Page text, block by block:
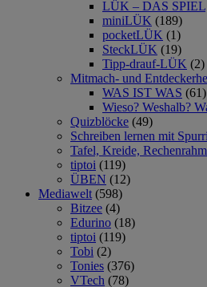
LÜK – DAS SPIEL
miniLÜK (189)
pocketLÜK (1)
SteckLÜK (19)
Tipp-drauf-LÜK (2)
Mitmach- und
WAS IST WAS (61)
Wieso? Weshalb?
Quizblöcke (49)
Schreiben lernen mit
Tafel, Kreide,
tiptoi (119)
ÜBEN (12)
Mediawelt (598)
Bitzee (4)
Edurino (18)
tiptoi (119)
Tobi (2)
Tonies (376)
VTech (78)